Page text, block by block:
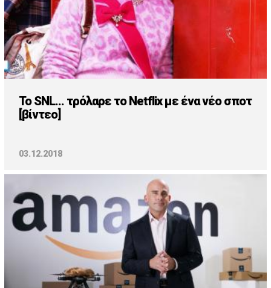
To SNL... τρόλαρε το Netflix με ένα νέο σποτ
[βίντεο]
03.12.2018